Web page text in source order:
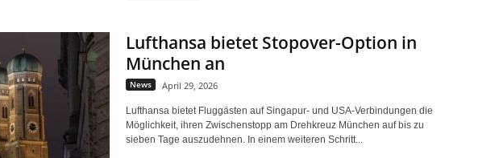
Lufthansa bietet Stopover-Option in
München an
News April 29, 2026
Lufthansa bietet Fluggästen auf Singapur- und USA-Verbindungen die
Möglichkeit, ihren Zwischenstopp am Drehkreuz München auf bis zu
sieben Tage auszudehnen. In einem weiteren Schritt...